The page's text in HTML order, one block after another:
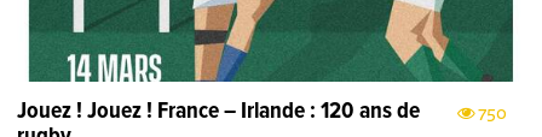
750
Jouez ! Jouez ! France – Irlande : 120 ans de